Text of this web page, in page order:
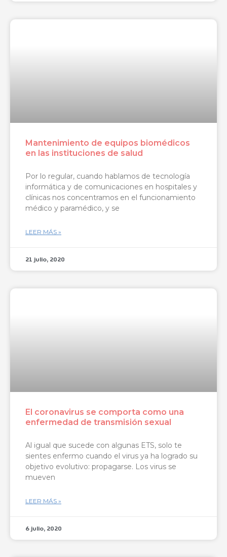
Mantenimiento de equipos biomédicos
en las instituciones de salud
Por lo regular, cuando hablamos de tecnología
informática y de comunicaciones en hospitales y
clínicas nos concentramos en el funcionamiento
médico y paramédico, y se
LEER MÁS »
21 julio, 2020
El coronavirus se comporta como una
enfermedad de transmisión sexual
Al igual que sucede con algunas ETS, solo te
sientes enfermo cuando el virus ya ha logrado su
objetivo evolutivo: propagarse. Los virus se
mueven
LEER MÁS »
6 julio, 2020